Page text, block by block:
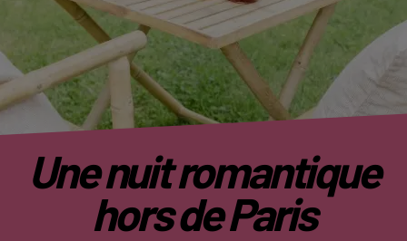
Une nuit romantique
hors de Paris